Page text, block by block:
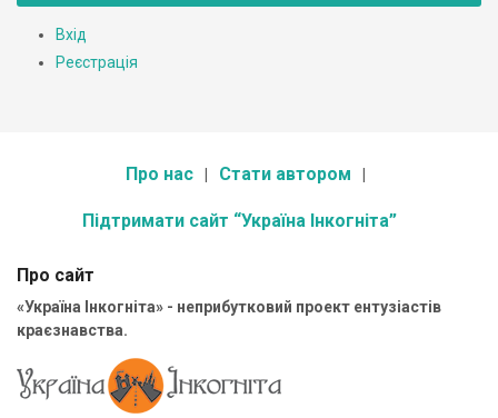
Вхід
Реєстрація
Про нас Стати автором
Підтримати сайт “Україна Інкогніта”
Про сайт
«Україна Інкогніта» - неприбутковий проект ентузіастів
краєзнавства.